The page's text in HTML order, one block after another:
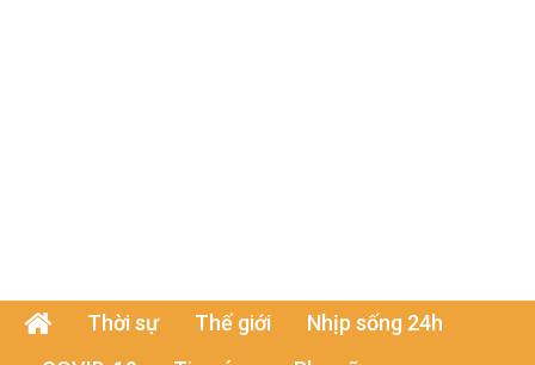
Thời sự Thế giới
Nhịp sống 24h